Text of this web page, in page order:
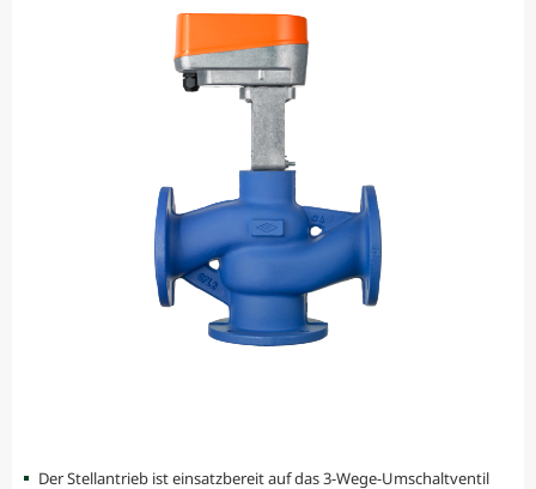
Der Stellantrieb ist einsatzbereit auf das 3-Wege-Umschaltventil